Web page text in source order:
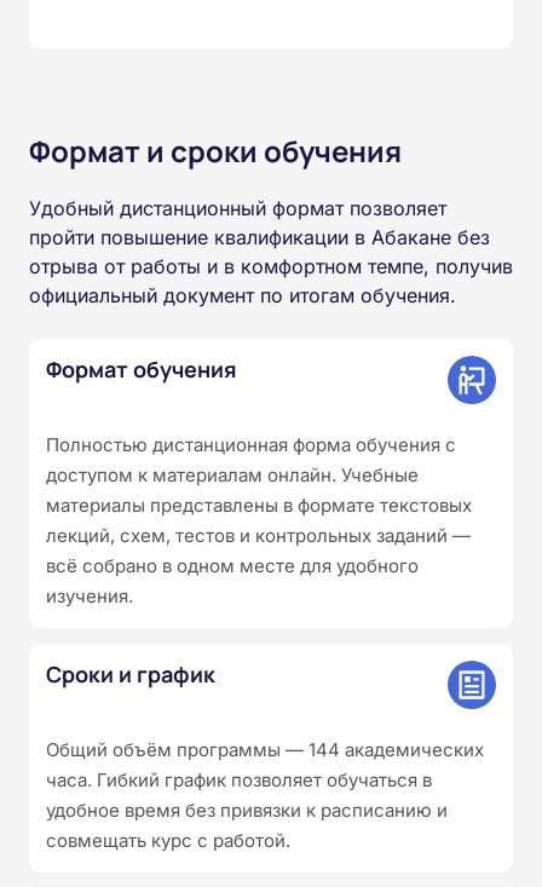
Формат и сроки обучения
Удобный дистанционный формат позволяет
пройти повышение квалификации в Абакане без
отрыва от работы и в комфортном темпе, получив
официальный документ по итогам обучения.
Формат обучения
Полностью дистанционная форма обучения с
доступом к материалам онлайн. Учебные
материалы представлены в формате текстовых
лекций, схем, тестов и контрольных заданий —
всё собрано в одном месте для удобного
изучения.
Сроки и график
Общий объём программы — 144 академических
часа. Гибкий график позволяет обучаться в
удобное время без привязки к расписанию и
совмещать курс с работой.